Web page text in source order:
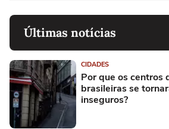
Últimas notícias
CIDADES
Por que os centros
brasileiras se
inseguros?